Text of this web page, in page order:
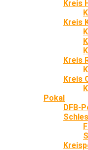
Kreis
Kreis
Kreis
Kreis
Pokal
DFB-